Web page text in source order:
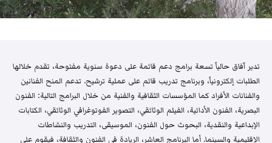
تدير آفاق حالياً تسعة برامج دعم قائمة على دعوة سنوية مفتوحة، تقدم خلالها
الطلبات إلكترونياً، وبرنامج تدريب قائم على عملية ترشيح. تدعم المنح الفنانين
والفنانات الأفراد كما المؤسسات الثقافية والفنية من خلال البرامج التالية: الفنون
البصرية، الفنون الأدائية، الفيلم الوثائقي، التصوير الفوتوغرافي الوثائقي، الكتابات
الإبداعية والنقدية، البحوث حول الفنون، الموسيقى، التدريب والنشاطات
الإقليمية والسينما. أما البرنامج العاشر، الريادة في الفنون والثقافة، فيقوم على